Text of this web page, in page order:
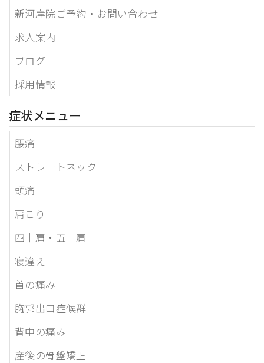
新河岸院ご予約・お問い合わせ
求人案内
ブログ
採用情報
症状メニュー
腰痛
ストレートネック
頭痛
肩こり
四十肩・五十肩
寝違え
首の痛み
胸郭出口症候群
背中の痛み
産後の骨盤矯正